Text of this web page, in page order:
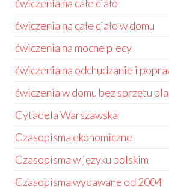
ćwiczenia na całe ciało
ćwiczenia na całe ciało w domu
ćwiczenia na mocne plecy
ćwiczenia na odchudzanie i
ćwiczenia w domu bez sprzętu
Cytadela Warszawska
Czasopisma ekonomiczne
Czasopisma w języku polskim
Czasopisma wydawane od 2004